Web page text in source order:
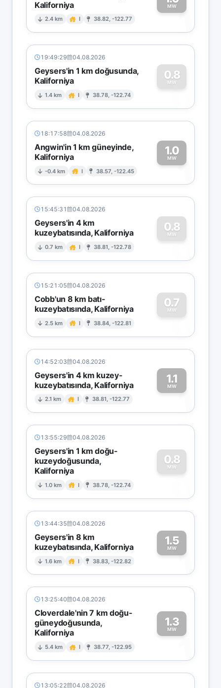
Kaliforniya
2.4 km I 38.82, -122.77
MW1
19:49:29 04.08.2026
Geysers'in 1 km doğusunda,
Kaliforniya
1.4 km I 38.78, -122.74
0.8
MW
0
18:17:58 04.08.2026
Angwin'in 1 km güneyinde,
Kaliforniya
-0.4 km I 38.57, -122.45
1.0
MW1
15:45:31 04.08.2026
Geysers'in 4 km
kuzeybatısında, Kaliforniya
0.7 km I 38.81, -122.78
0.8
MW
0
15:21:05 04.08.2026
Cobb'un 8 km batı-
kuzeybatısında, Kaliforniya
2.5 km I 38.84, -122.81
0.7
MW
0
14:52:03 04.08.2026
Geysers'in 4 km kuzey-
kuzeybatısında, Kaliforniya
2.1 km I 38.81, -122.77
1.1
MW1
13:55:29 04.08.2026
Geysers'in 1 km doğu-
kuzeydoğusunda,
Kaliforniya
1.0 km I 38.78, -122.74
0.8
MW
0
13:44:35 04.08.2026
Geysers'in 8 km
kuzeybatısında, Kaliforniya
1.6 km I 38.83, -122.82
1.5
MW1
13:25:40 04.08.2026
Cloverdale'nin 7 km doğu-
güneydoğusunda,
Kaliforniya
5.4 km I 38.77, -122.95
1.3
MW
1
13:05:22 04.08.2026